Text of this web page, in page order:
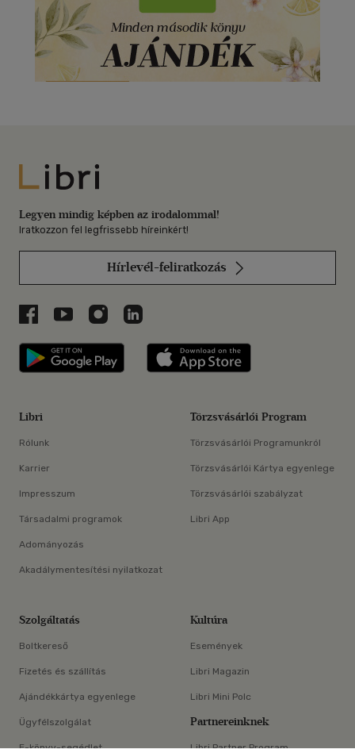
Libri
Legyen mindig képben az irodalommal!
Iratkozzon fel legfrissebb híreinkért!
Hírlevél-feliratkozás
Libri a Facebookon
Libri a Youtube-on
Libri az Instagramon
Libri a LinkedInen
Libri applikáció Szerezd meg: Google
Libri
Rólunk
Karrier
Impresszum
Társadalmi programok
Adományozás
Akadálymentesítési nyilatkozat
Törzsvásárlói Program
Törzsvásárlói Programunkról
Törzsvásárlói Kártya egyenlege
Törzsvásárlói szabályzat
Libri App
Szolgáltatás
Boltkereső
Fizetés és szállítás
Ajándékkártya egyenlege
Ügyfélszolgálat
E-könyv-segédlet
Kultúra
Események
Libri Magazin
Libri Mini Polc
Partnereinknek
Libri Partner Program